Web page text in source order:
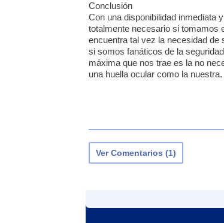
Conclusión
Con una disponibilidad inmediata
totalmente necesario si tomamos
encuentra tal vez la necesidad de
si somos fanáticos de la
máxima que nos trae es la no
una huella ocular como la nuestra.
Ver Comentarios (1)